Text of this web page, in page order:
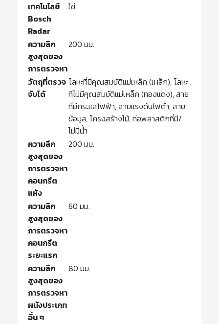
เทคโนโลยี
Bosch
Radar
ใช่
ความลึก
สูงสุดของ
การตรวจหา
200 มม.
วัตถุที่ตรวจ
จับได้
โลหะที่มีคุณสมบัติแม่เหล็ก (เหล็ก), โลหะ
ที่ไม่มีคุณสมบัติแม่เหล็ก (ทองแดง), สาย
ที่มีกระแสไฟฟ้า, สายแรงดันไฟต่ำ, สาย
ข้อมูล, โครงสร้างไม้, ท่อพลาสติกที่มี/
ไม่มีน้ำ
ความลึก
สูงสุดของ
การตรวจหา
คอนกรีต
แห้ง
200 มม.
ความลึก
สูงสุดของ
การตรวจหา
คอนกรีต
ระยะแรก
60 มม.
ความลึก
สูงสุดของ
การตรวจหา
ผนังประเภท
อื่น ๆ
80 มม.